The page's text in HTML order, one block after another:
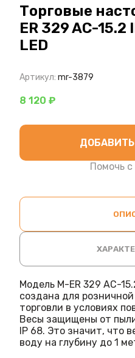
: ?>
Торговые
ER 329 AC-
LED
Артикул: mr-3879
8 120 ₽
Помочь с
Модель M-ER 329 AC-
создана для
торговли в условиях
Весы защищены от
IP 68. Это значит, что
воду на глубину до 1